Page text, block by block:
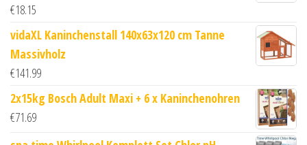
€18.15
vidaXL Kaninchenstall 140x63x120 cm Tanne
Massivholz
€141.99
2x15kg Bosch Adult Maxi + 6 x Kaninchenohren
€71.69